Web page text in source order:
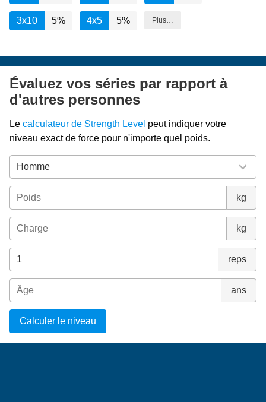
3x10 5% 4x5 5% Plus…
Évaluez vos séries par rapport à
d'autres personnes
Le calculateur de Strength Level peut indiquer votre
niveau exact de force pour n'importe quel poids.
kg
kg
reps
ans
Calculer le niveau